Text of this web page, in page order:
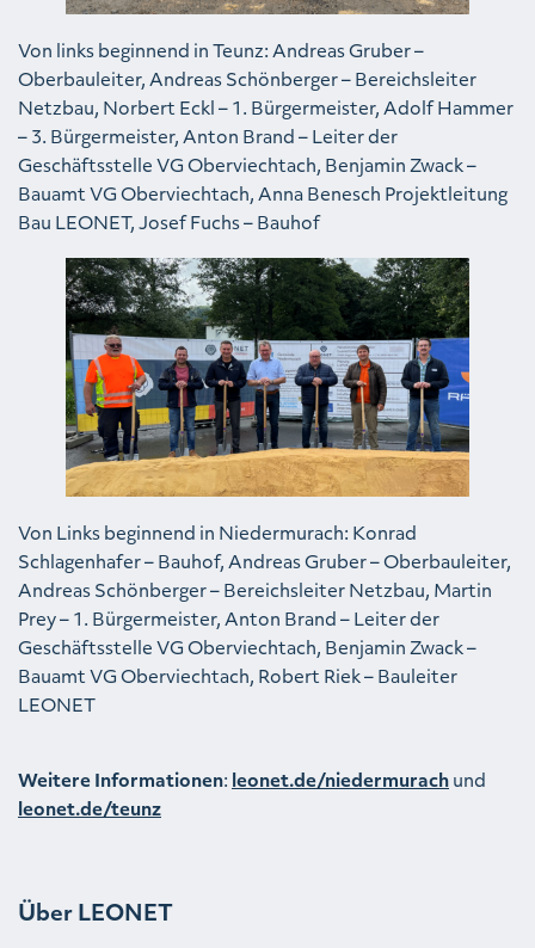
Von links beginnend in Teunz: Andreas Gruber –
Oberbauleiter, Andreas Schönberger – Bereichsleiter
Netzbau, Norbert Eckl – 1. Bürgermeister, Adolf Hammer
– 3. Bürgermeister, Anton Brand – Leiter der
Geschäftsstelle VG Oberviechtach, Benjamin Zwack –
Bauamt VG Oberviechtach, Anna Benesch Projektleitung
Bau LEONET, Josef Fuchs – Bauhof
Von Links beginnend in Niedermurach: Konrad
Schlagenhafer – Bauhof, Andreas Gruber – Oberbauleiter,
Andreas Schönberger – Bereichsleiter Netzbau, Martin
Prey – 1. Bürgermeister, Anton Brand – Leiter der
Geschäftsstelle VG Oberviechtach, Benjamin Zwack –
Bauamt VG Oberviechtach, Robert Riek – Bauleiter
LEONET
Weitere Informationen: leonet.de/niedermurachund
leonet.de/teunz
Über LEONET